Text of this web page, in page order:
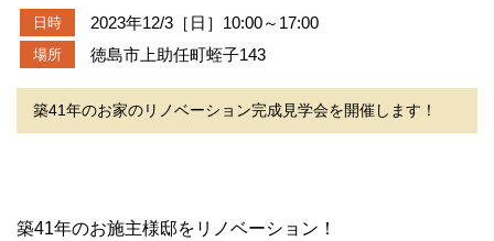
日時 2023年12/3［日］10:00～17:00
場所 徳島市上助任町蛭子143
築41年のお家のリノベーション完成見学会を開催します！
築41年のお施主様邸をリノベーション！